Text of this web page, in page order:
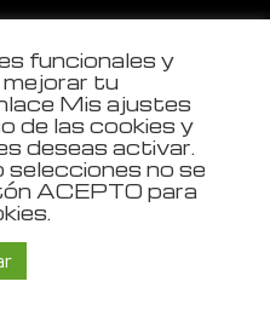
funcionales y
tu
Mis ajustes
de las cookies y
deseas activar.
selecciones no se
ACEPTO para